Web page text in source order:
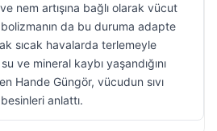
nem artışına bağlı olarak vücut
da bu duruma adapte
sıcak havalarda terlemeyle
ve mineral kaybı yaşandığını
Hande Güngör, vücudun sıvı
anlattı.